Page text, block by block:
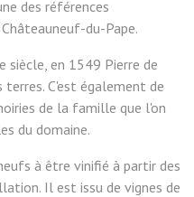
des références
du-Pape.
siècle, en 1549 Pierre de
C'est également de
de la famille que l'on
du domaine.
à être vinifié à partir des
Il est issu de vignes de